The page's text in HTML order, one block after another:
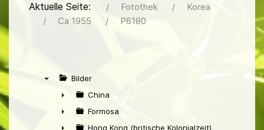
Aktuelle Seite: Fotothek
Korea
Ca 1955
P6180
Bilder
►
China
►
Formosa
Hong Kong (britische Kolonialzeit)